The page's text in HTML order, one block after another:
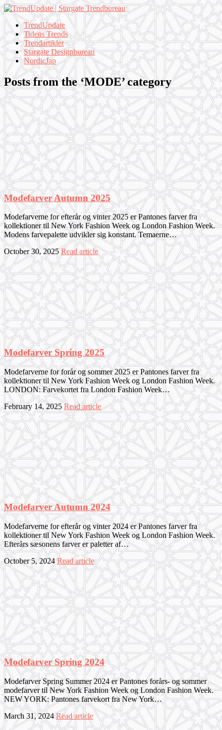
TrendUpdate
Tidens Trends
Trendartikler
Stargate Designbureau
NordicJap
Posts from the ‘MODE’ category
Modefarver Autumn 2025
Modefarverne for efterår og vinter 2025 er Pantones farver fra
kollektioner til New York Fashion Week og London Fashion Week.
Modens farvepalette udvikler sig konstant. Temaerne…
October 30, 2025 Read article
Modefarver Spring 2025
Modefarverne for forår og sommer 2025 er Pantones farver fra
kollektioner til New York Fashion Week og London Fashion Week.
LONDON: Farvekortet fra London Fashion Week…
February 14, 2025 Read article
Modefarver Autumn 2024
Modefarverne for efterår og vinter 2024 er Pantones farver fra
kollektioner til New York Fashion Week og London Fashion Week.
Efterårs sæsonens farver er paletter af…
October 5, 2024 Read article
Modefarver Spring 2024
Modefarver Spring Summer 2024 er Pantones forårs- og sommer
modefarver til New York Fashion Week og London Fashion Week.
NEW YORK: Pantones farvekort fra New York…
March 31, 2024 Read article